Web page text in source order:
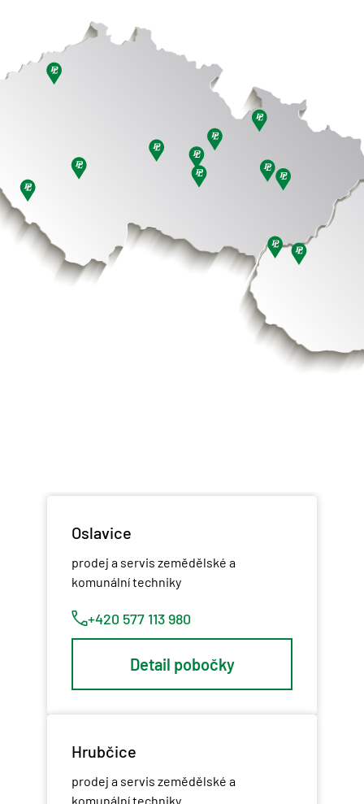
Oslavice
prodej a servis zemědělské a
komunální techniky
+420 577 113 980
Detail pobočky
Hrubčice
prodej a servis zemědělské a
komunální techniky